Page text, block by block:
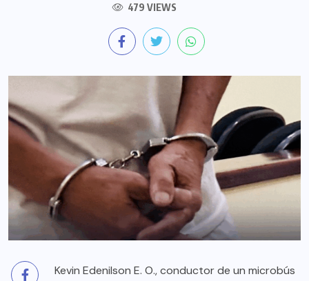
479 VIEWS
Kevin Edenilson E. O., conductor de un microbús